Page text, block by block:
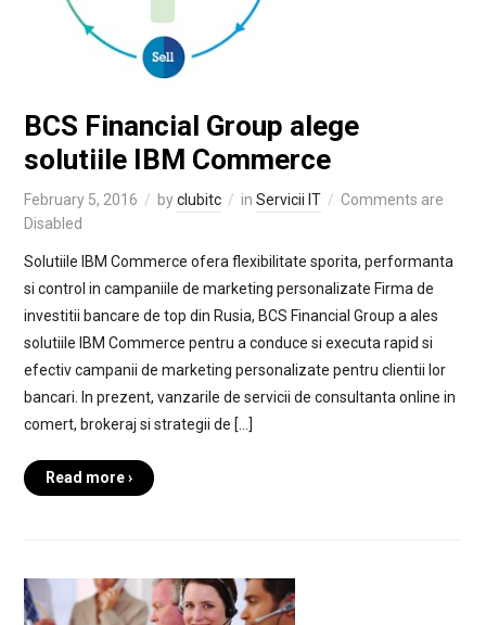
BCS Financial Group alege
solutiile IBM Commerce
February 5, 2016 byclubitc in Servicii IT
Comments are
Disabled
Solutiile IBM Commerce ofera flexibilitate sporita, performanta
si control in campaniile de marketing personalizate Firma de
investitii bancare de top din Rusia, BCS Financial Group a ales
solutiile IBM Commerce pentru a conduce si executa rapid si
efectiv campanii de marketing personalizate pentru clientii lor
bancari. In prezent, vanzarile de servicii de consultanta online in
comert, brokeraj si strategii de […]
Read more ›